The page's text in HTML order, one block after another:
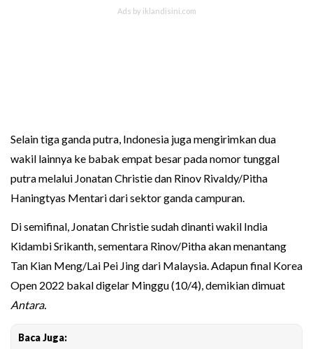
Selain tiga ganda putra, Indonesia juga mengirimkan dua
wakil lainnya ke babak empat besar pada nomor tunggal
putra melalui Jonatan Christie dan Rinov Rivaldy/Pitha
Haningtyas Mentari dari sektor ganda campuran.
Di semifinal, Jonatan Christie sudah dinanti wakil India
Kidambi Srikanth, sementara Rinov/Pitha akan menantang
Tan Kian Meng/Lai Pei Jing dari Malaysia. Adapun final Korea
Open 2022 bakal digelar Minggu (10/4), demikian dimuat
Antara.
Baca Juga: